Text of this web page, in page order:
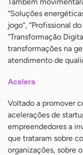
“Soluções
jogo”, “Profissional
“Transformação
transformações na
atendimento de
Acelera
Voltado a promover
acelerações de
empreendedores a
que trataram sobre
organizações, sobre